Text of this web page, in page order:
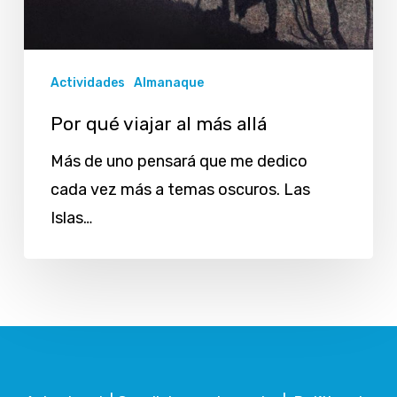
Actividades Almanaque
Por qué viajar al más allá
Más de uno pensará que me dedico
cada vez más a temas oscuros. Las
Islas…